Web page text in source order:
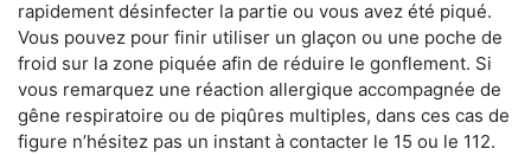
rapidement désinfecter la partie ou vous avez été piqué.
Vous pouvez pour finir utiliser un glaçon ou une poche de
froid sur la zone piquée afin de réduire le gonflement. Si
vous remarquez une réaction allergique accompagnée de
gêne respiratoire ou de piqûres multiples, dans ces cas de
figure n’hésitez pas un instant à contacter le 15 ou le 112.